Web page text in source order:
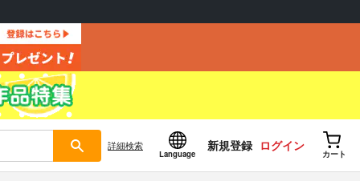
詳細検索
Language
新規登録 ログイン
カート